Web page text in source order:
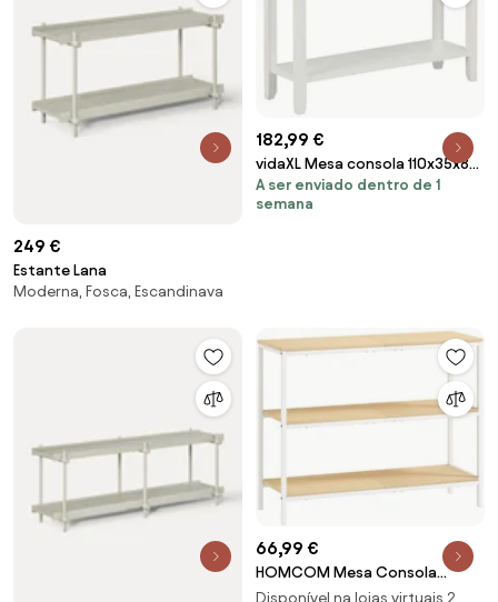
249 €
Estante Lana
Moderna, Fosca, Escandinava
182,99 €
vidaXL Mesa consola 110x35x80
cm madeira branco
A ser enviado dentro de 1
semana
66,99 €
HOMCOM Mesa Consola
Estreita Consola de Entrada
Disponível na lojas virtuais 2